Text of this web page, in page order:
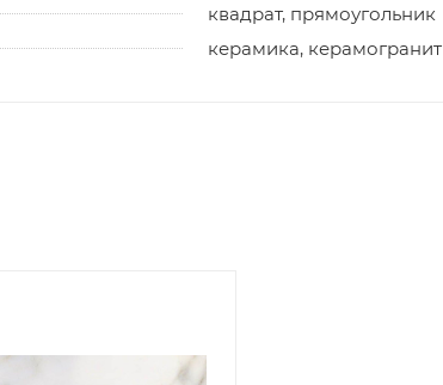
квадрат, прямоугольник
керамика, керамогранит